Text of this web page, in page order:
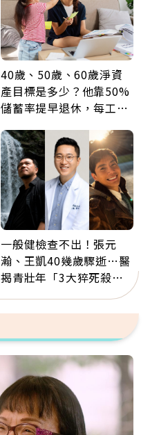
40歲、50歲、60歲淨資
產目標是多少？他靠50%
儲蓄率提早退休，每工作
一般健檢查不出！張元
瀚、王凱40幾歲驟逝…醫
揭青壯年「3大猝死殺
手」：靠2檢查揪出9成地
雷